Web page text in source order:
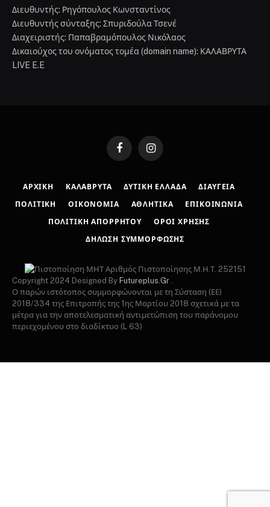
Διευθυντής: Ρηγόπουλος Κωνσταντίνος
Διευθυντής σύνταξης: Σπυριδούλα Τσενέ
Διαχειριστής: Παπαβραμόπουλος Νικόλαος
Δικαιούχος του ονόματος τομέα (domain name): ΚΑΛΑΒΡΥΤΑ
LIVE E.E
FacebookInstagram
ΑΡΧΙΚΉ ΚΑΛΆΒΡΥΤΑ ΔΥΤΙΚΉ ΕΛΛΆΔΑ ΔΙΑΎΓΕΙΑ
ΠΟΛΙΤΙΚΉ ΟΙΚΟΝΟΜΊΑ ΑΘΛΗΤΙΚΆ ΕΠΙΚΟΙΝΩΝΊΑ
ΠΟΛΙΤΙΚΉ ΑΠΟΡΡΉΤΟΥ ΌΡΟΙ ΧΡΉΣΗΣ
ΔΉΛΩΣΗ ΣΥΜΜΌΡΦΩΣΗΣ
Αριθμός Πιστοποίησης Μ.Η.Τ. 252151
Copyright 2024 Designed By Futureplus.Gr
Ο παρών ιστότοπος συμμορφώνονται με τη Σύσταση (ΕΕ)
2018/334 της Επιτροπής της 1ης Μαρτίου 2018 σχετικά με τα
μέτρα για την αποτελεσματική αντιμετώπιση του παράνομου
περιεχομένου στο διαδίκτυο (L 63)